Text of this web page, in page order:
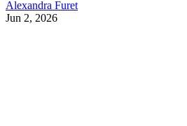
Alexandra Furet
Jun 2, 2026